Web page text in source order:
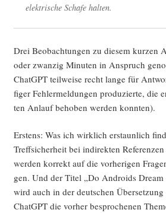
elek­tri­sche Scha­fe halten.
Drei Beob­ach­tun­gen zu die­sem kur­zen
oder zwan­zig Minu­ten in Anspruch
ChatGPT teil­wei­se recht lan­ge für
fi­ger Feh­ler­mel­dun­gen pro­du­zier­te, die
ten Anlauf beho­ben wer­den konnten).
Ers­tens: Was ich wirk­lich erstaun­lich
Treff­si­cher­heit bei indi­rek­ten Refe­ren­zen
wer­den kor­rekt auf die vor­he­ri­gen
gen. Und der Titel „Do Andro­ids Dream
wird auch in der deut­schen
ChatGPT die vor­her bespro­che­nen